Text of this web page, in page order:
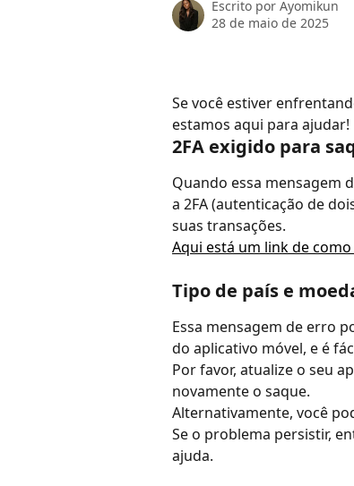
Escrito por Ayomikun
28 de maio de 2025
Se você estiver
estamos aqui para ajudar!
2FA exigido para
Quando essa mensagem
a 2FA (autenticação de
suas transações.
Aqui está um link de
Tipo de país e
Essa mensagem de erro
do aplicativo móvel, e é
Por favor, atualize o seu
novamente o saque.
Alternativamente, você
Se o problema persistir,
ajuda.